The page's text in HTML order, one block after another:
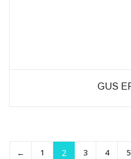
GUS
← 1 2 3 4 5